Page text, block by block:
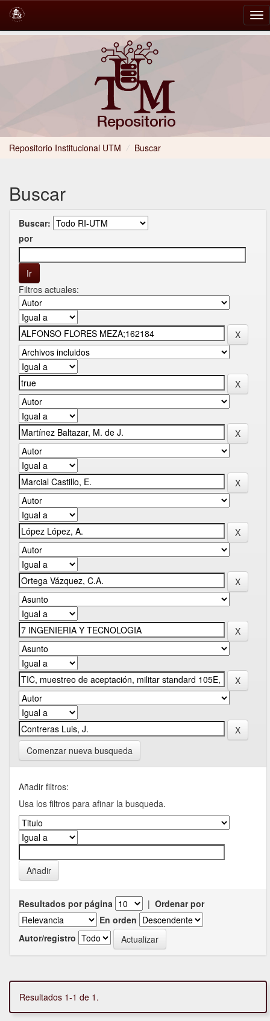
Repositorio Institucional UTM / Buscar
Buscar
Buscar:
por
Filtros actuales:
Comenzar nueva busqueda
Añadir filtros:
Usa los filtros para afinar la busqueda.
Resultados por página | Ordenar por
En orden
Autor/registro
Resultados 1-1 de 1.